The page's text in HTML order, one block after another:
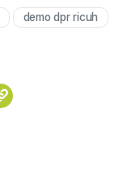
Mute
demo dpr ricuh